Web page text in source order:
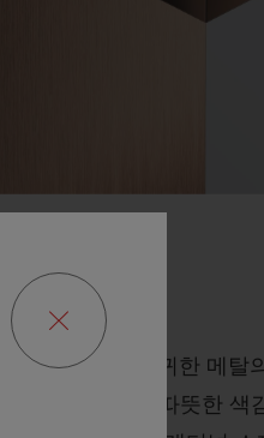
른 위블로는 진귀한 메탈
에 비해 더욱 따뜻한 색